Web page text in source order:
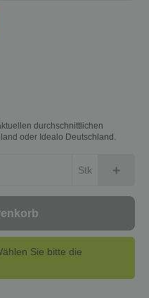
durchschnittlichen
oder Idealo Deutschland.
Stk
Sie bitte die